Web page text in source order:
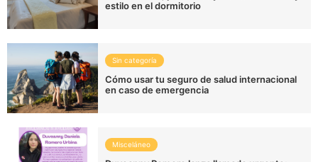
estilo en el dormitorio
Sin categoría
Cómo usar tu seguro de salud internacional
en caso de emergencia
Misceláneo